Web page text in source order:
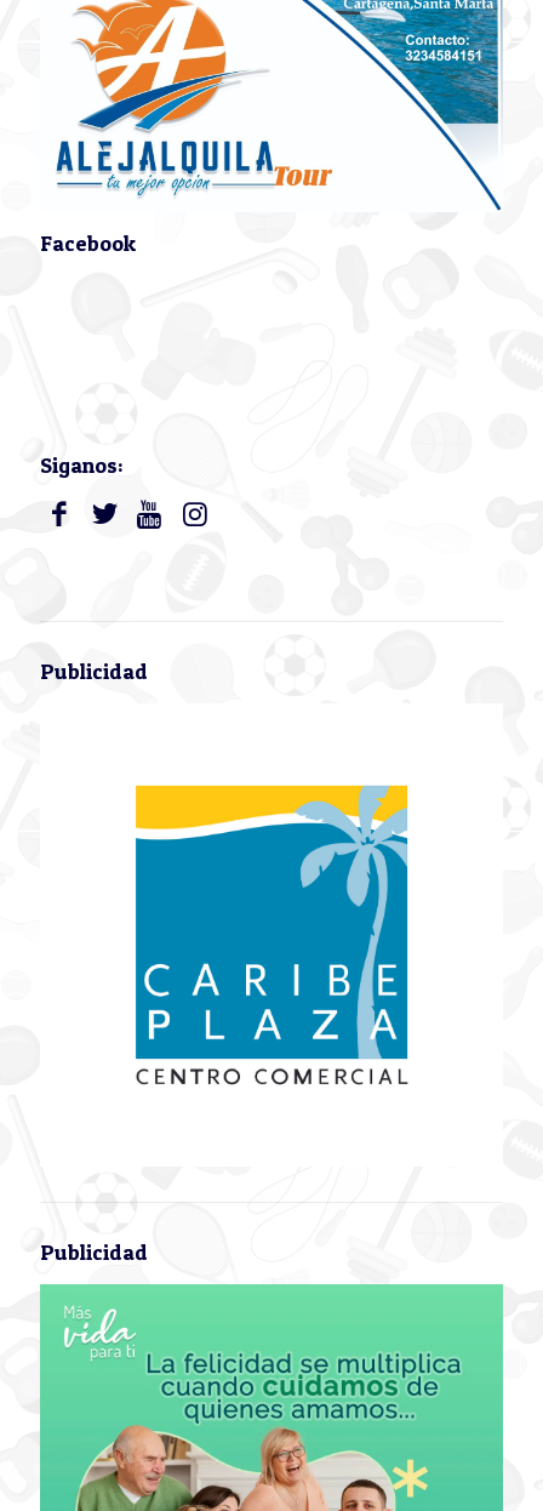
Facebook
Siganos:
Publicidad
Publicidad